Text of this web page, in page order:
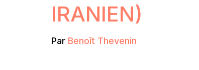
IRANIEN)
Par Benoît Thevenin